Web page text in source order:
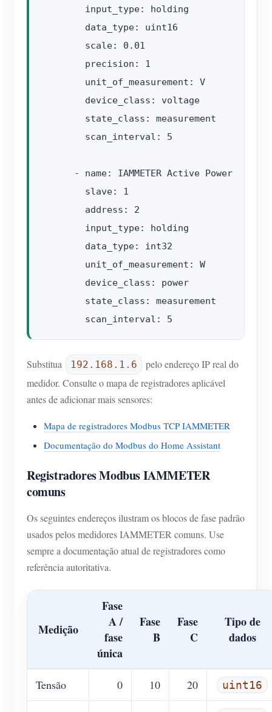
        input_type: holding
        data_type: uint16
        scale: 0.01
        precision: 1
        unit_of_measurement: V
        device_class: voltage
        state_class: measurement
        scan_interval: 5
      - name: IAMMETER Active Power
        slave: 1
        address: 2
        input_type: holding
        data_type: int32
        unit_of_measurement: W
        device_class: power
        state_class: measurement
Substitua 192.168.1.6
pelo endereço IP real do
medidor. Consulte o mapa de registradores aplicável
antes de adicionar mais sensores:
Mapa de registradores Modbus TCP IAMMETER
Documentação do Modbus do Home Assistant
Registradores Modbus IAMMETER
comuns
Os seguintes endereços ilustram os blocos de fase padrão
usados pelos medidores IAMMETER comuns. Use
sempre a documentação atual de registradores como
referência autoritativa.
Medição
Fase
A /
fase
única
Fase
B
Fase
C
Tipo de
dados
Tensão 0 10 20 uint16